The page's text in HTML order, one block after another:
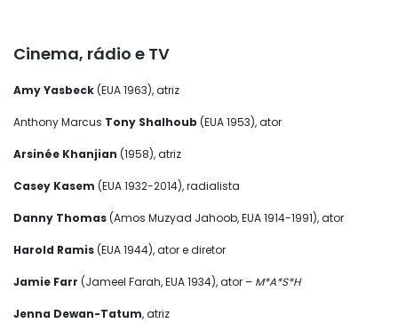
Cinema, rádio e TV
Amy Yasbeck(EUA 1963), atriz
Anthony Marcus Tony Shalhoub (EUA 1953), ator
Arsinée Khanjian (1958), atriz
Casey Kasem (EUA 1932-2014), radialista
Danny Thomas(Amos Muzyad Jahoob, EUA 1914-1991), ator
Harold Ramis(EUA 1944), ator e diretor
Jamie Farr (Jameel Farah, EUA 1934), ator – M*A*S*H
Jenna Dewan-Tatum, atriz